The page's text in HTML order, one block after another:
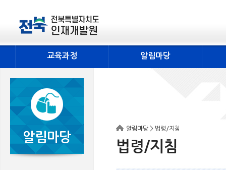
교육과정 알림마당
알림마당
알림마당 > 법령/지침
법령/지침